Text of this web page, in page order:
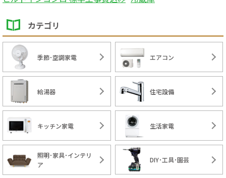
カテゴリ
季節･空調家電 エアコン
給湯器 住宅設備
キッチン家電 生活家電
照明･家具･インテリ
ア
DIY･工具･園芸